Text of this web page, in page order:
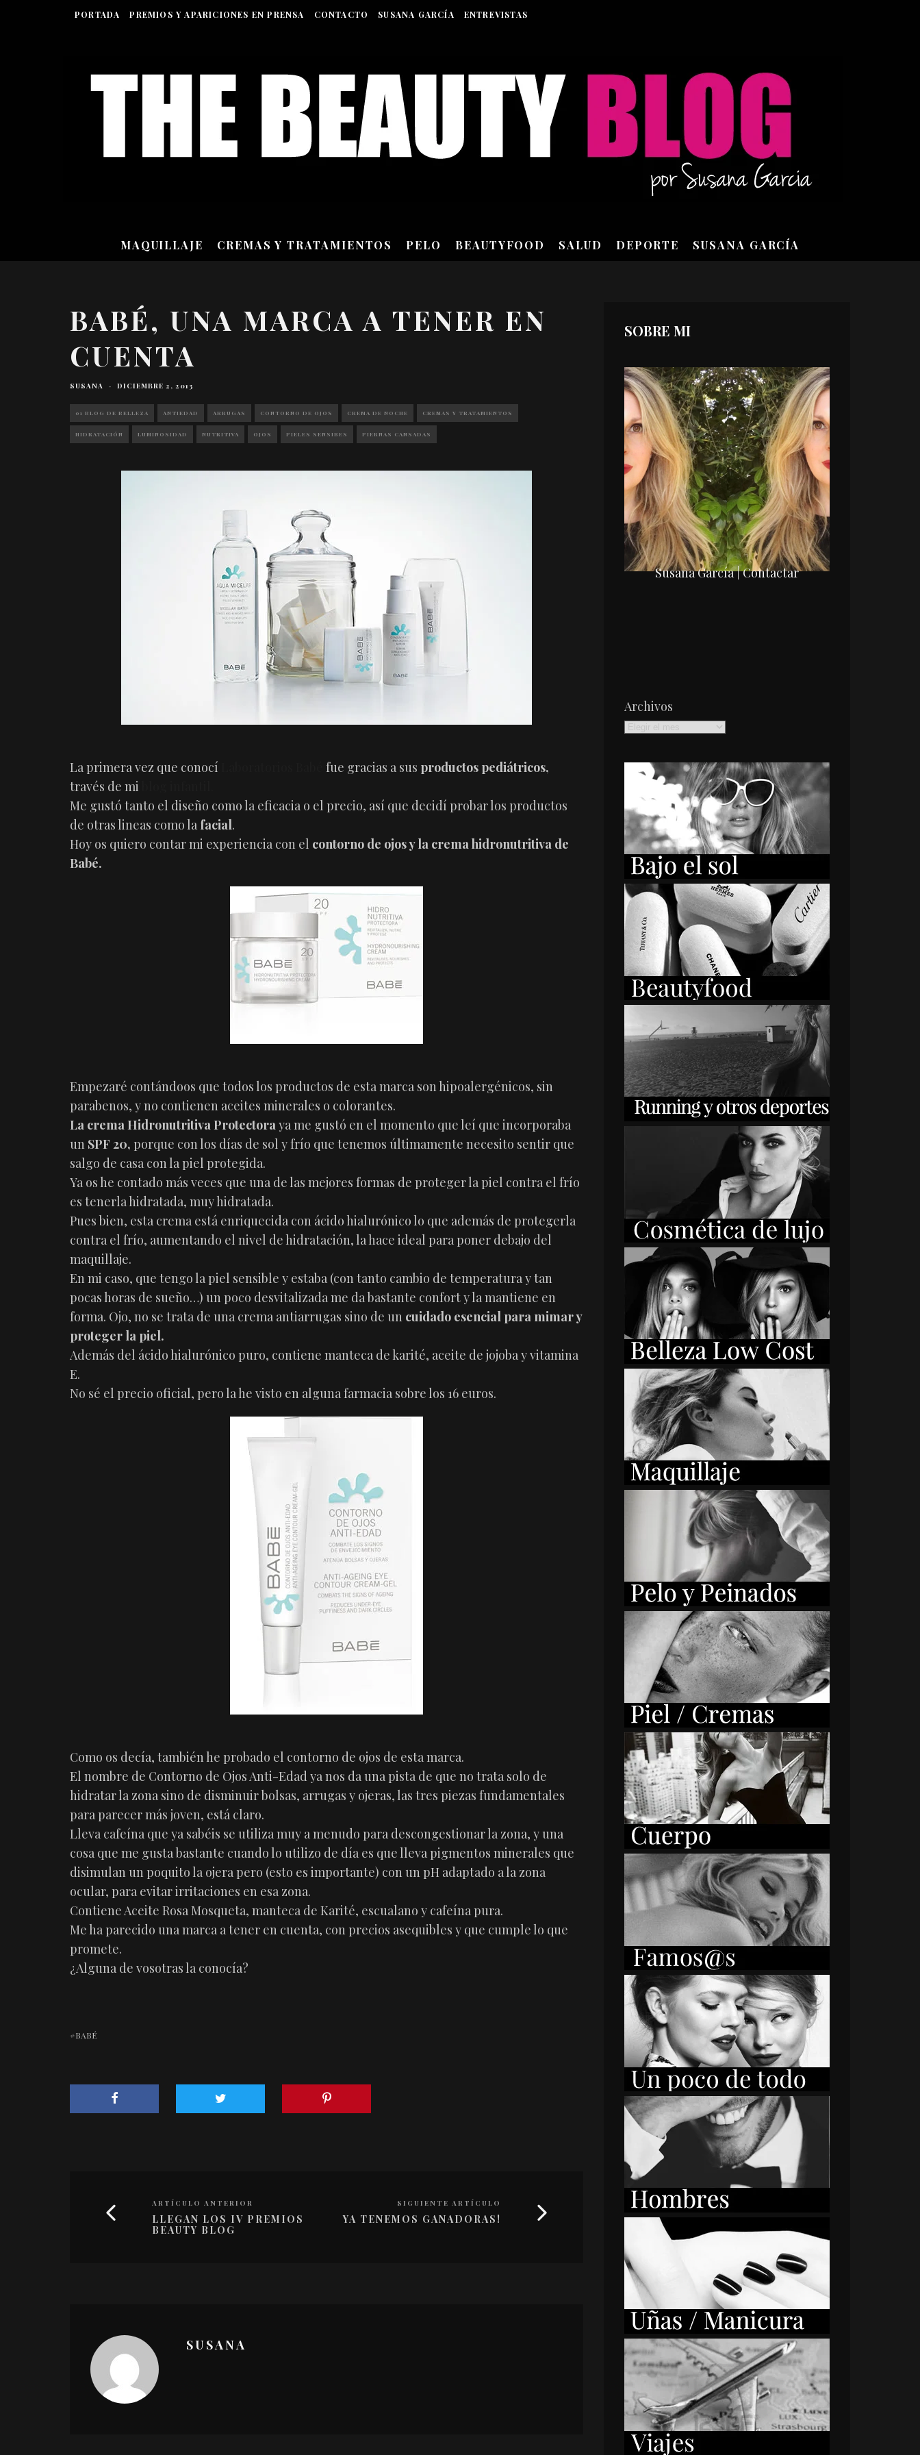
PORTADA PREMIOS Y APARICIONES EN PRENSA CONTACTO SUSANA GARCÍA ENTREVISTAS
MAQUILLAJE CREMAS Y TRATAMIENTOS PELO BEAUTYFOOD SALUD DEPORTE SUSANA GARCÍA
BABÉ, UNA MARCA A TENER EN
CUENTA
SUSANA · DICIEMBRE 2, 2013
01 BLOG DE BELLEZA ANTIEDAD ARRUGAS CONTORNO DE OJOS CREMA DE NOCHE CREMAS Y TRATAMIENTOS
HIDRATACIÓN LUMINOSIDAD NUTRITIVA OJOS PIELES SENSIBES PIERNAS CANSADAS
La primera vez que conocí fue gracias a sus productos pediátricos,
través de mi
Me gustó tanto el diseño como la eficacia o el precio, así que decidí probar los productos
de otras lineas como la facial.
Hoy os quiero contar mi experiencia con el contorno de ojos y la crema hidronutritiva de
Babé.
Empezaré contándoos que todos los productos de esta marca son hipoalergénicos, sin
parabenos, y no contienen aceites minerales o colorantes.
La crema Hidronutritiva Protectoraya me gustó en el momento que leí que incorporaba
un SPF 20, porque con los días de sol y frío que tenemos últimamente necesito sentir que
salgo de casa con la piel protegida.
Ya os he contado más veces que una de las mejores formas de proteger la piel contra el frío
es tenerla hidratada, muy hidratada.
Pues bien, esta crema está enriquecida con ácido hialurónico lo que además de protegerla
contra el frío, aumentando el nivel de hidratación, la hace ideal para poner debajo del
maquillaje.
En mi caso, que tengo la piel sensible y estaba (con tanto cambio de temperatura y tan
pocas horas de sueño…) un poco desvitalizada me da bastante confort y la mantiene en
forma. Ojo, no se trata de una crema antiarrugas sino de un cuidado esencial para mimar y
proteger la piel.
Además del ácido hialurónico puro, contiene manteca de karité, aceite de jojoba y vitamina
E.
No sé el precio oficial, pero la he visto en alguna farmacia sobre los 16 euros.
Como os decía, también he probado el contorno de ojos de esta marca.
El nombre de Contorno de Ojos Anti-Edad ya nos da una pista de que no trata solo de
hidratar la zona sino de disminuir bolsas, arrugas y ojeras, las tres piezas fundamentales
para parecer más joven, está claro.
Lleva cafeína que ya sabéis se utiliza muy a menudo para descongestionar la zona, y una
cosa que me gusta bastante cuando lo utilizo de día es que lleva pigmentos minerales que
disimulan un poquito la ojera pero (esto es importante) con un pH adaptado a la zona
ocular, para evitar irritaciones en esa zona.
Contiene Aceite Rosa Mosqueta, manteca de Karité, escualano y cafeína pura.
Me ha parecido una marca a tener en cuenta, con precios asequibles y que cumple lo que
promete.
¿Alguna de vosotras la conocía?
BABÉ
ARTÍCULO ANTERIOR
LLEGAN LOS IV PREMIOS
BEAUTY BLOG
SIGUIENTE ARTÍCULO
YA TENEMOS GANADORAS!
SUSANA
SOBRE MI
Susana García | Contactar
Archivos